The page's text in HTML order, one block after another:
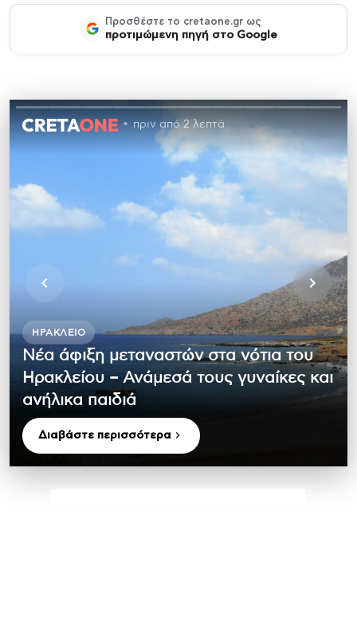
Προσθέστε το cretaone.gr ως
προτιμώμενη πηγή στο Google
πριν από 2 λεπτά
ΗΡΆΚΛΕΙΟ
Νέα άφιξη μεταναστών στα νότια του
Ηρακλείου – Ανάμεσά τους γυναίκες και
ανήλικα παιδιά
Διαβάστε περισσότερα